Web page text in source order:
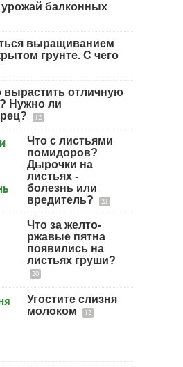
урожай балконных
выращиванием
грунте. С чего
вырастить отличную
Нужно ли
12
Что с листьями
помидоров?
Дырочки на
листьях -
болезнь или
вредитель?
21
Что за желто-
ржавые пятна
появились на
листьях груши?
20
Угостите слизня
молоком
12